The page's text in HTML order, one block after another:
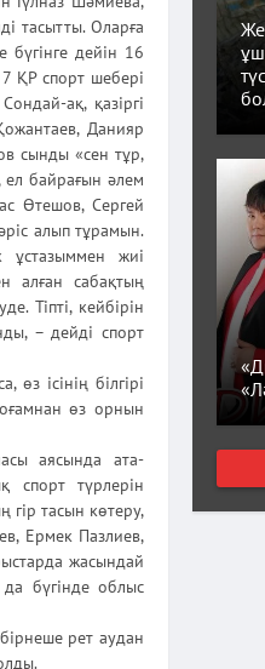
тасытты. Оларға
бүгінге дейін 16
ҚР спорт шебері
ақ, қазіргі
Данияр
сынды «сен тұр,
ел байрағын әлем
Өтешов, Сергей
алып тұрамын.
ұстазыммен жиі
алған сабақтың
Тіпті, кейбірін
– дейді спорт
ісінің білгірі
өз орнын
аясында ата-
спорт түрлерін
гір тасын көтеру,
Ермек Пазлиев,
жасындай
бүгінде облыс
рет аудан